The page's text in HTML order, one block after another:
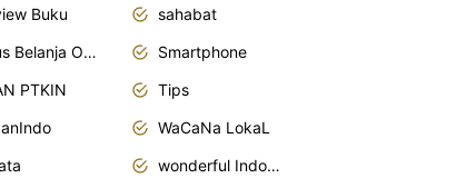
Buku
sahabat
Situs Belanja Online
Smartphone
PTKIN
Tips
WaCaNa LokaL
wonderful Indonesia